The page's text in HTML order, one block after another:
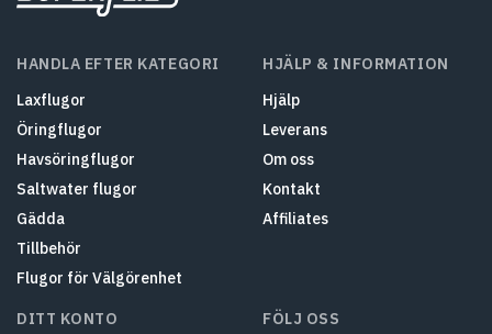
HANDLA EFTER KATEGORI
Laxflugor
Öringflugor
Havsöringflugor
Saltwater flugor
Gädda
Tillbehör
Flugor för Välgörenhet
HJÄLP & INFORMATION
Hjälp
Leverans
Om oss
Kontakt
Affiliates
DITT KONTO FÖLJ OSS